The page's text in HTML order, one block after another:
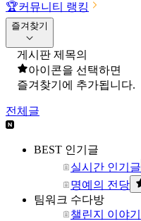
🏆커뮤니티 랭킹
즐겨찾기
게시판 제목의
아이콘을 선택하면
즐겨찾기에 추가됩니다.
전체글
BEST 인기글
실시간 인기글
명예의 전당
팀워크 수다방
챌린지 이야기